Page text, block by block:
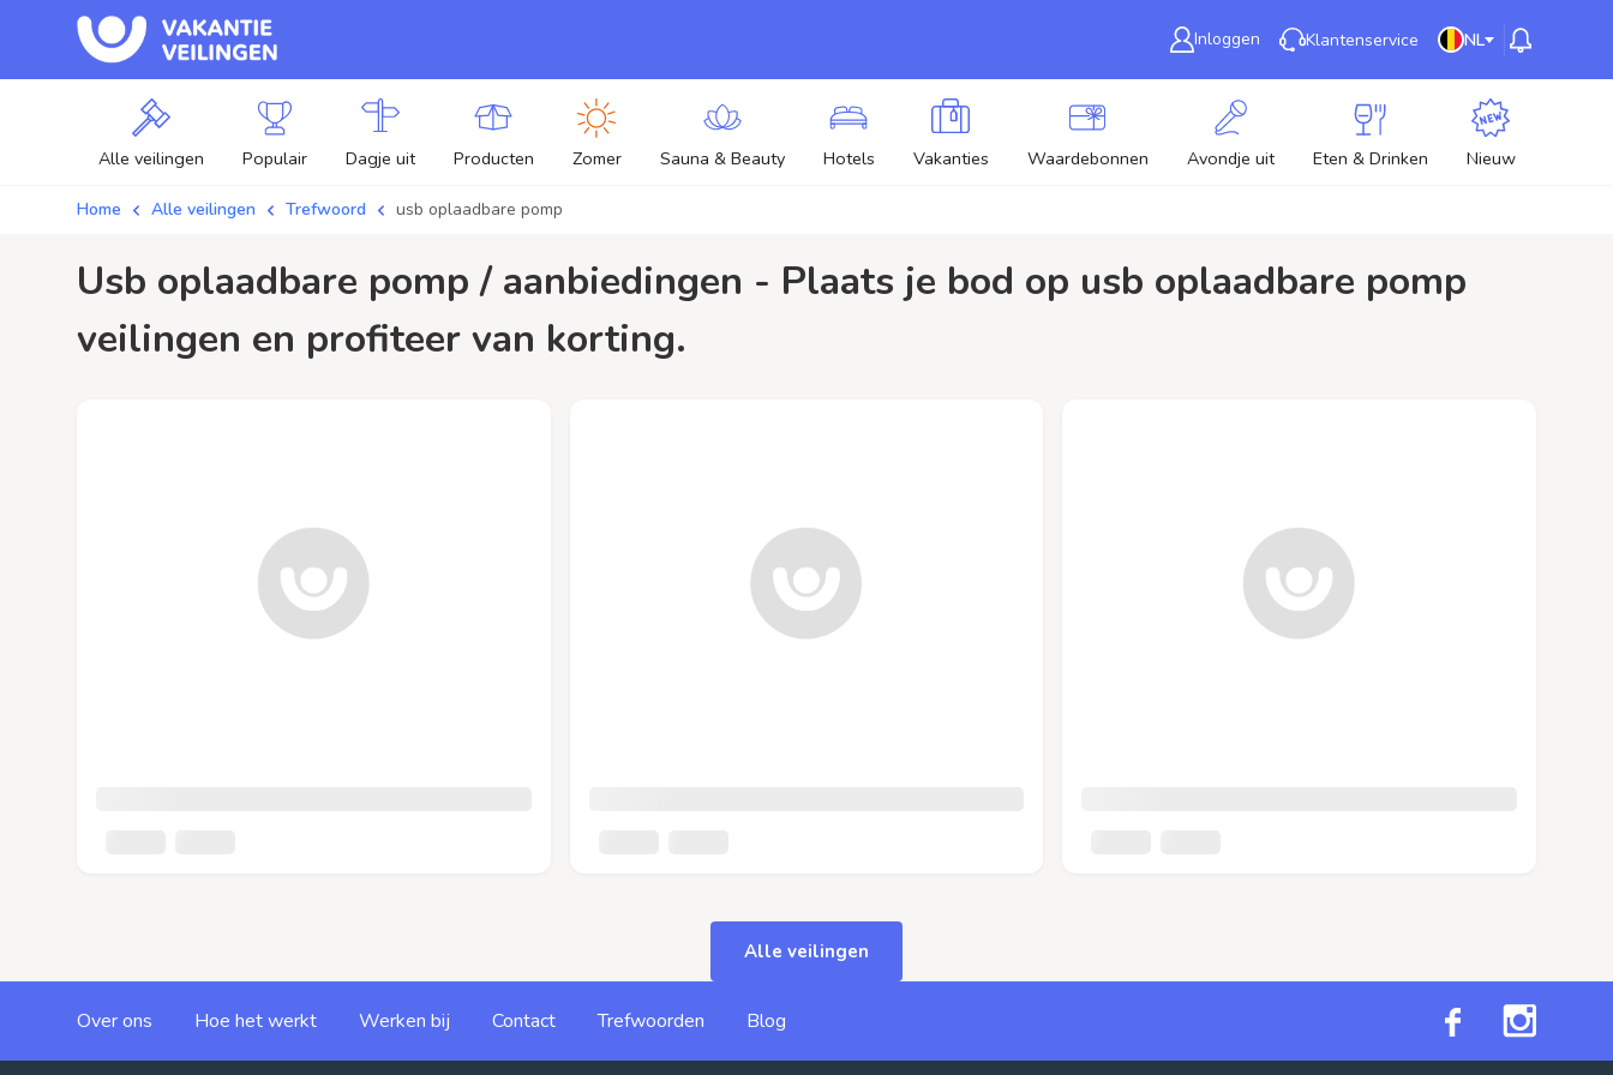
Inloggen Klantenservice NL
Alle veilingen Populair Dagje uit Producten Zomer Sauna & Beauty Hotels Vakanties Waardebonnen Avondje uit Eten & Drinken Nieuw
Home Alle veilingen Trefwoord usb oplaadbare pomp
usb oplaadbare pomp / aanbiedingen - Plaats je bod op usb oplaadbare pomp
veilingen en profiteer van korting.
Alle veilingen
Over ons Hoe het werkt Werken bij Contact Trefwoorden Blog